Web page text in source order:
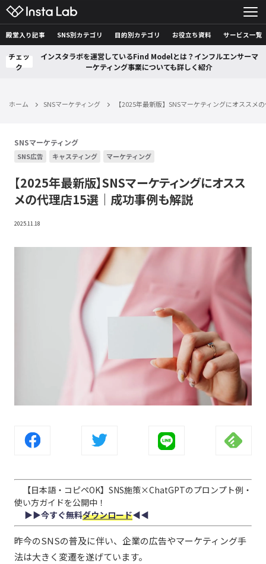
殿堂入り記事 SNS別カテゴリ 目的別カテゴリ お役立ち資料 サービス一覧
チェッ
ク
インスタラボを運営しているFind Modelとは？インフルエンサーマ
ーケティング事業についても詳しく紹介
ホーム SNSマーケティング 【2025年最新版】SNSマーケティングにオススメ
SNSマーケティング
SNS広告 キャスティング マーケティング
【2025年最新版】SNSマーケティングにオスス
メの代理店15選｜成功事例も解説
2025.11.18
【日本語・コピペOK】SNS施策×ChatGPTのプロンプト例・
使い方ガイドを公開中！
▶︎▶︎今すぐ無料ダウンロード◀︎◀︎
昨今のSNSの普及に伴い、企業の広告やマーケティング手
法は大きく変遷を遂げています。